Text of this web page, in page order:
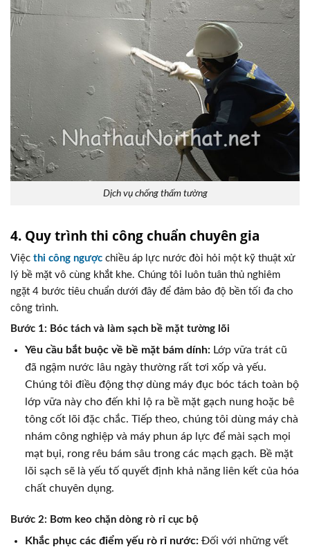
Dịch vụ chống thấm tường
4. Quy trình thi công chuẩn chuyên gia
Việc thi công ngược chiều áp lực nước đòi hỏi một kỹ thuật xử
lý bề mặt vô cùng khắt khe. Chúng tôi luôn tuân thủ nghiêm
ngặt 4 bước tiêu chuẩn dưới đây để đảm bảo độ bền tối đa cho
công trình.
Bước 1: Bóc tách và làm sạch bề mặt tường lõi
Yêu cầu bắt buộc về bề mặt bám dính:Lớp vữa trát cũ
đã ngậm nước lâu ngày thường rất tơi xốp và yếu.
Chúng tôi điều động thợ dùng máy đục bóc tách toàn bộ
lớp vữa này cho đến khi lộ ra bề mặt gạch nung hoặc bê
tông cốt lõi đặc chắc. Tiếp theo, chúng tôi dùng máy chà
nhám công nghiệp và máy phun áp lực để mài sạch mọi
mạt bụi, rong rêu bám sâu trong các mạch gạch. Bề mặt
lõi sạch sẽ là yếu tố quyết định khả năng liên kết của hóa
chất chuyên dụng.
Bước 2: Bơm keo chặn dòng rò rỉ cục bộ
Khắc phục các điểm yếu rò rỉ nước:Đối với những vết